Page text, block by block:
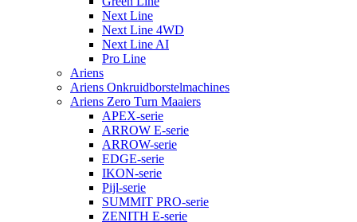
Next Line
Next Line 4WD
Next Line AI
Pro Line
Ariens
Ariens Onkruidborstelmachines
Ariens Zero Turn Maaiers
APEX-serie
ARROW E-serie
ARROW-serie
EDGE-serie
IKON-serie
Pijl-serie
SUMMIT PRO-serie
ZENITH E-serie